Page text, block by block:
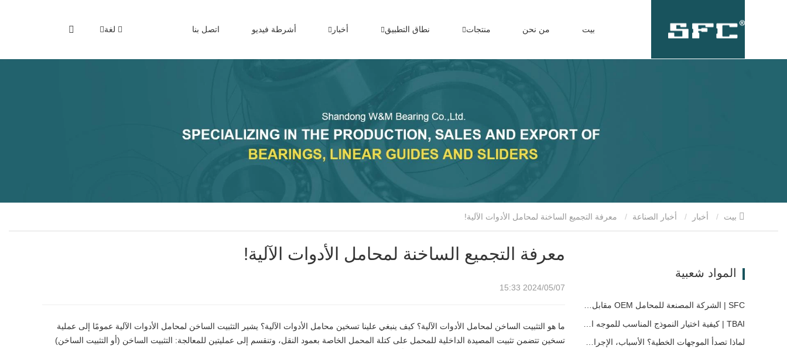
بيت من نحن منتجات نطاق التطبيق أخبار أشرطة فيديو اتصل بنا لغة
أخبار أخبار الصناعة
معرفة التجميع الساخنة لمحامل الأدوات الآلية!
2024/05/07 15:33
ما هو التثبيت الساخن لمحامل الأدوات الآلية؟ كيف ينبغي علينا تسخين محامل الأدوات الآلية؟ يشير التثبيت الساخن لمحامل الأدوات الآلية عمومًا إلى عملية
تسخين تتضمن تثبيت المصيدة الداخلية للمحمل على كتلة المحمل الخاصة بعمود النقل، وتنقسم إلى عمليتين للمعالجة: التثبيت الساخن (أو التثبيت الساخن)
المواد شعبية
SFC | الشركة المصنعة للمحامل OEM مقابل شركة التجارة